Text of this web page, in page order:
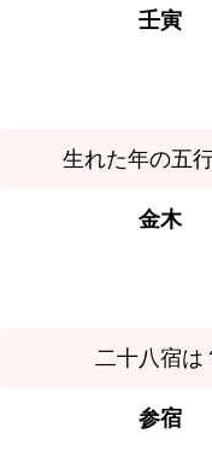
壬寅
生れた年の五
金木
二十八宿は
参宿